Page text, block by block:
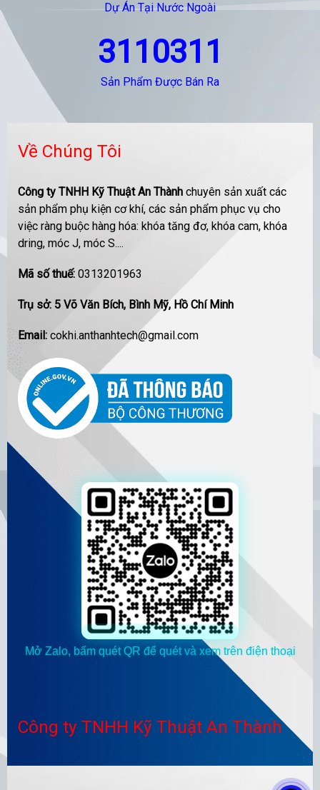
Dự Án Tại Nước Ngoài
3110311
Sản Phẩm Được Bán Ra
Về Chúng Tôi
Công ty TNHH Kỹ Thuật An Thành chuyên sản xuất các
sản phẩm phụ kiện cơ khí, các sản phẩm phục vụ cho
việc ràng buộc hàng hóa: khóa tăng đơ, khóa cam, khóa
dring, móc J, móc S....
Mã số thuế: 0313201963
Trụ sở: 5 Võ Văn Bích, Bình Mỹ, Hồ Chí Minh
Email: cokhi.anthanhtech@gmail.com
Mở Zalo, bấm quét QR để quét và xem trên điện thoại
Công ty TNHH Kỹ Thuật An Thành